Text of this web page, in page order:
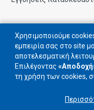
Χρησιμοποιούμε
εμπειρία σας στο site
αποτελεσματική
Επιλέγοντας
τη χρήση των cookies,